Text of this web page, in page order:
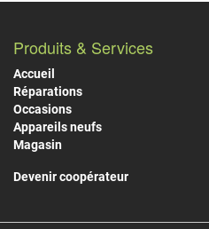
Produits & Services
Accueil
Réparations
Occasions
Appareils neufs
Magasin
Devenir coopérateur